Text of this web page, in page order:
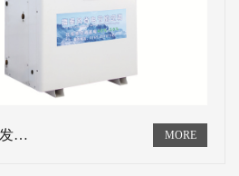
发…